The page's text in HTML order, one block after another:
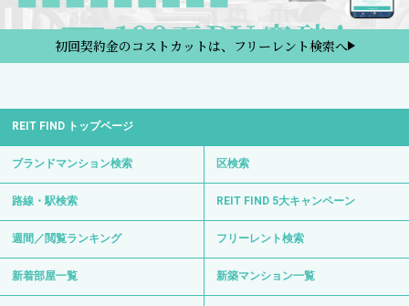
初回契約金のコストカットは、フリーレント検索へ
REIT FIND トップページ
ブランドマンション検索 区検索
路線・駅検索 REIT FIND 5大キャンペーン
週間／閲覧ランキング フリーレント検索
新着部屋一覧 新築マンション一覧